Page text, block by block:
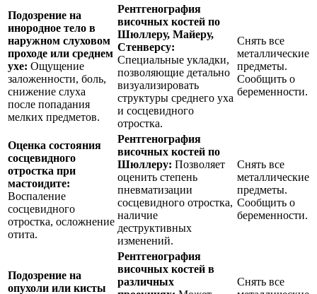
Подозрение на
инородное тело в
наружном слуховом
проходе или среднем
ухе: Ощущение
заложенности, боль,
снижение слуха
после попадания
мелких предметов.
Рентгенография
височных костей по
Шюллеру, Майеру,
Стенверсу:
Специальные укладки,
позволяющие детально
визуализировать
структуры среднего уха
и сосцевидного
отростка.
Снять все
металлические
предметы.
Сообщить о
беременности.
Оценка состояния
сосцевидного
отростка при
мастоидите:
Воспаление
сосцевидного
отростка, осложнение
отита.
Рентгенография
височных костей по
Шюллеру: Позволяет
оценить степень
пневматизации
сосцевидного отростка,
наличие
деструктивных
изменений.
Снять все
металлические
предметы.
Сообщить о
беременности.
Подозрение на
опухоли или кисты
Рентгенография
височных костей в
различных
Снять все